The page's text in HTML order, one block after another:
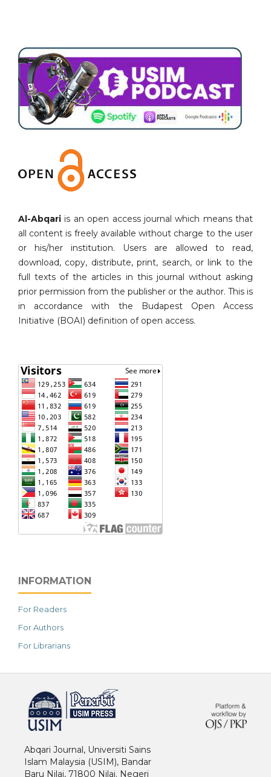
Al-Abqari is an open access journal which means that
all content is freely available without charge to the user
or his/her institution. Users are allowed to read,
download, copy, distribute, print, search, or link to the
full texts of the articles in this journal without asking
prior permission from the publisher or the author. This is
in accordance with the Budapest Open Access
Initiative (BOAI) definition of open access.
INFORMATION
For Readers
For Authors
For Librarians
Abqari Journal, Universiti Sains
Islam Malaysia (USIM), Bandar
Baru Nilai, 71800 Nilai. Negeri